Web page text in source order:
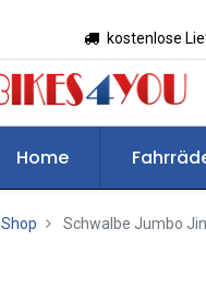
kostenlose
Home
Shop Schwalbe Jumbo